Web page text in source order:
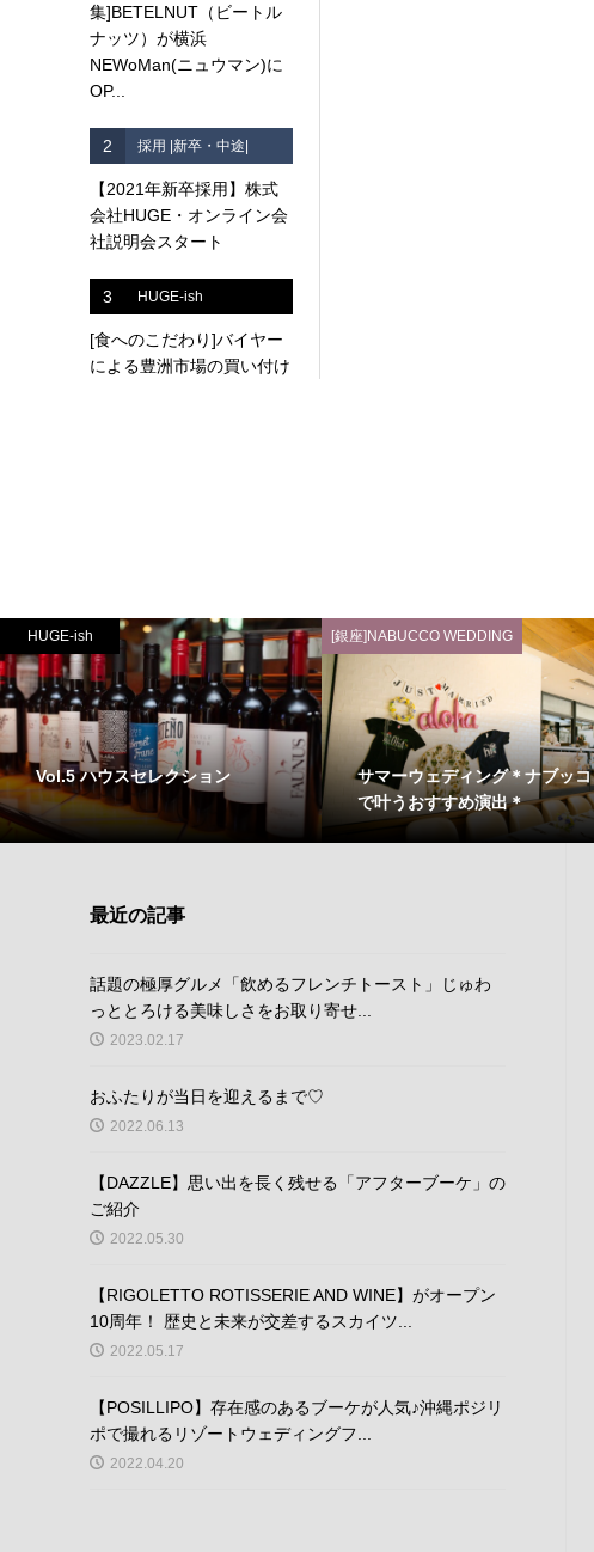
集]BETELNUT（ビートル
ナッツ）が横浜
NEWoMan(ニュウマン)に
OP...
2 採用 |新卒・中途|
【2021年新卒採用】株式
会社HUGE・オンライン会
社説明会スタート
3 HUGE-ish
[食へのこだわり]バイヤー
による豊洲市場の買い付け
HUGE-ish
Vol.5 ハウスセレクション
[銀座]NABUCCO WEDDING
サマーウェディング＊ナブッコ
で叶うおすすめ演出＊
最近の記事
話題の極厚グルメ「飲めるフレンチトースト」じゅわ
っととろける美味しさをお取り寄せ...
2023.02.17
おふたりが当日を迎えるまで♡
2022.06.13
【DAZZLE】思い出を長く残せる「アフターブーケ」の
ご紹介
2022.05.30
【RIGOLETTO ROTISSERIE AND WINE】がオープン
10周年！ 歴史と未来が交差するスカイツ...
2022.05.17
【POSILLIPO】存在感のあるブーケが人気♪沖縄ポジリ
ポで撮れるリゾートウェディングフ...
2022.04.20